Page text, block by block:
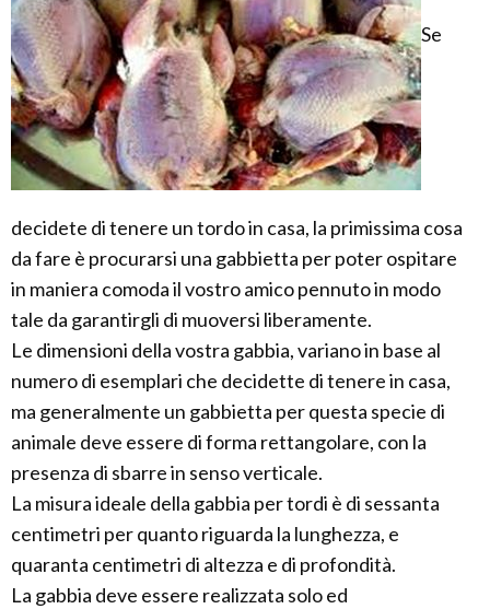
Se
decidete di tenere un tordo in casa, la primissima cosa
da fare è procurarsi una gabbietta per poter ospitare
in maniera comoda il vostro amico pennuto in modo
tale da garantirgli di muoversi liberamente.
Le dimensioni della vostra gabbia, variano in base al
numero di esemplari che decidette di tenere in casa,
ma generalmente un gabbietta per questa specie di
animale deve essere di forma rettangolare, con la
presenza di sbarre in senso verticale.
La misura ideale della gabbia per tordi è di sessanta
centimetri per quanto riguarda la lunghezza, e
quaranta centimetri di altezza e di profondità.
La gabbia deve essere realizzata solo ed